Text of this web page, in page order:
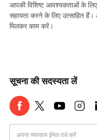
आपकी विशिष्ट आवश्यकताओं के लिए
सहायता करने के लिए उत्साहित
मिलकर काम करें।
सूचना की सदस्यता लें